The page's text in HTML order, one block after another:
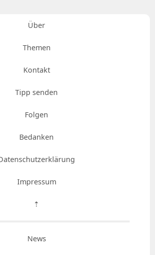
Über
Themen
Kontakt
Tipp senden
Folgen
Bedanken
Impressum
⇡
News